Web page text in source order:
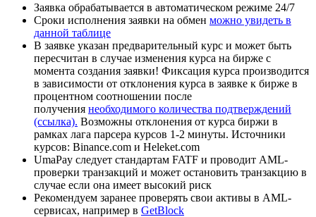
Заявка обрабатывается в автоматическом режиме 24/7
Сроки исполнения заявки на обмен можно увидеть в
данной таблице
В заявке указан предварительный курс и может быть
пересчитан в случае изменения курса на бирже с
момента создания заявки! Фиксация курса производится
в зависимости от отклонения курса в заявке к бирже в
процентном соотношении после
получения необходимого количества подтверждений
(ссылка). Возможны отклонения от курса биржи в
рамках лага парсера курсов 1-2 минуты. Источники
курсов: Binance.com и Heleket.com
UmaPay следует стандартам FATF и проводит AML-
проверки транзакций и может остановить транзакцию в
случае если она имеет высокий риск
Рекомендуем заранее проверять свои активы в AML-
сервисах, например в GetBlock